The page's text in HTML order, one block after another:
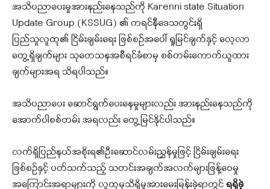
အသိပညာပေးမှုအားနည်းနေသည်ကို Karenni state Situation
Update Group (KSSUG) ၏ ကရင်နီဒေသတွင်းရှိ
ပြည်သူလူထု၏ ငြိမ်းချမ်းရေး ဖြစ်စဉ်အပေါ် ရှုမြင်ချက်နှင့် လေ့လာ
တွေ့ရှိချက်များ သုတေသနအစီရင်ခံစာမှ စစ်တမ်းကောက်ယူထား
ချက်များအရ သိရပါသည်။
အသိပညာပေး ဆောင်ရွက်ပေးနေမှုများလည်း အားနည်းနေသည်ကို
အောက်ပါစစ်တမ်း အရလည်း တွေ့မြင်နိုင်ပါသည်။
လက်ရှိပြည်နယ်အစိုးရ၏ဦးဆောင်လမ်းညွှန်မှုဖြင့် ငြိမ်းချမ်းရေး
ဖြစ်စဉ်နှင့် ပတ်သက်သည့် သတင်းအချက်အလက်များဖြန့်ဝေမှု
အကြောင်းအရာများကို လူထုမှသိရှိမှုအားမေးမြန်းခဲ့ရာတွင်ရရှိခဲ့